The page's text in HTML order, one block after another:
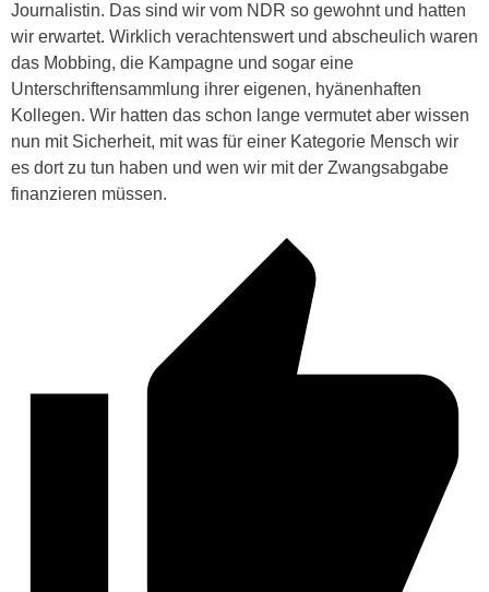
Journalistin. Das sind wir vom NDR so gewohnt und hatten
wir erwartet. Wirklich verachtenswert und abscheulich waren
das Mobbing, die Kampagne und sogar eine
Unterschriftensammlung ihrer eigenen, hyänenhaften
Kollegen. Wir hatten das schon lange vermutet aber wissen
nun mit Sicherheit, mit was für einer Kategorie Mensch wir
es dort zu tun haben und wen wir mit der Zwangsabgabe
finanzieren müssen.